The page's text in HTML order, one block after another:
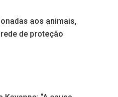
aos animais,
de proteção